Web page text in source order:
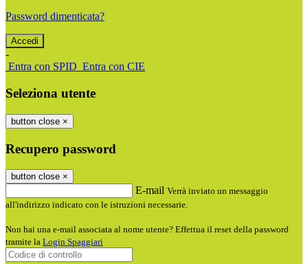
Password dimenticata?
-
Entra con SPID Entra con CIE
Seleziona utente
button close ×
Recupero password
button close ×
E-mail Verrà inviato un messaggio
all'indirizzo indicato con le istruzioni necessarie.
Non hai una e-mail associata al nome utente? Effettua il reset della password
tramite la Login Spaggiari